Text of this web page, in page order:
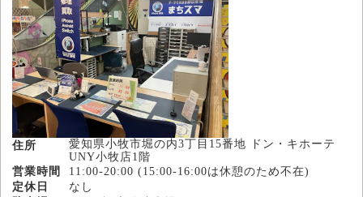
住所
愛知県小牧市堀の内3丁目15番地 ドン・キホーテ
UNY小牧店1階
営業時間
11:00-20:00 (15:00-16:00は休憩のため不在)
定休日
なし